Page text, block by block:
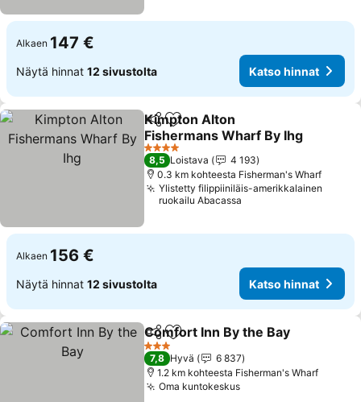
Alkaen 147 €
Näytä hinnat 12 sivustolta Katso hinnat
Jaa Lisää suosikkeihin
Kimpton Alton
Fishermans Wharf By Ihg
4 Tähtiluokitus
8,5 Loistava
4 193
0.3 km kohteesta Fisherman's Wharf
Ylistetty filippiiniläis-amerikkalainen
ruokailu Abacassa
Alkaen 156 €
Näytä hinnat 12 sivustolta Katso hinnat
Jaa Lisää suosikkeihin
Comfort Inn By the Bay
3 Tähtiluokitus
7,8 Hyvä
6 837
1.2 km kohteesta Fisherman's Wharf
Oma kuntokeskus